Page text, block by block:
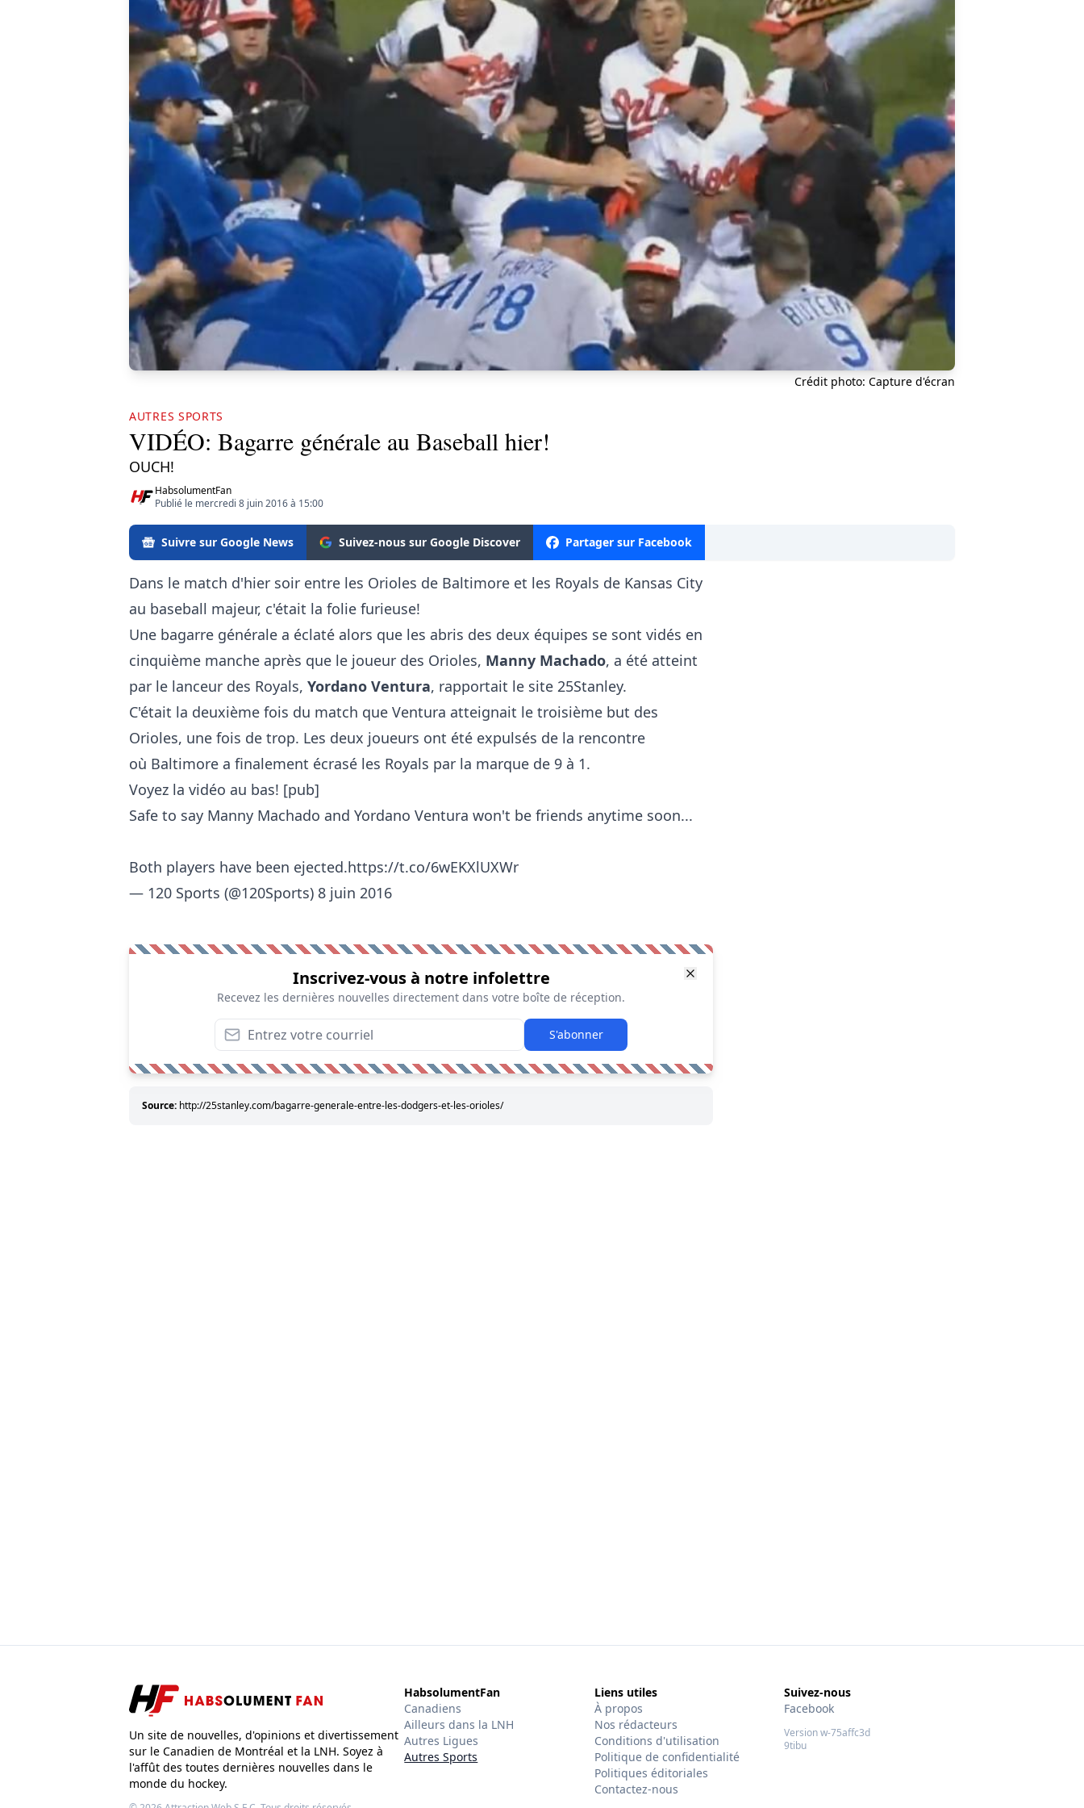
Crédit photo: Capture d'écran
AUTRES SPORTS
VIDÉO: Bagarre générale au Baseball hier!
OUCH!
HabsolumentFan
Publié le mercredi 8 juin 2016 à 15:00
Suivre sur Google News Suivez-nous sur Google Discover Partager sur Facebook
Dans le match d'hier soir entre les Orioles de Baltimore et les Royals de Kansas City
au baseball majeur, c'était la folie furieuse!
Une bagarre générale a éclaté alors que les abris des deux équipes se sont vidés en
cinquième manche après que le joueur des Orioles, Manny Machado, a été atteint
par le lanceur des Royals, Yordano Ventura, rapportait le site 25Stanley.
C'était la deuxième fois du match que Ventura atteignait le troisième but des
Orioles, une fois de trop. Les deux joueurs ont été expulsés de la rencontre
où Baltimore a finalement écrasé les Royals par la marque de 9 à 1.
Voyez la vidéo au bas! [pub]
Safe to say Manny Machado and Yordano Ventura won't be friends anytime soon...
Both players have been ejected.https://t.co/6wEKXlUXWr
— 120 Sports (@120Sports) 8 juin 2016
Inscrivez-vous à notre infolettre
Recevez les dernières nouvelles directement dans votre boîte de réception.
S'abonner
Source: http://25stanley.com/bagarre-generale-entre-les-dodgers-et-les-orioles/
Un site de nouvelles, d'opinions et divertissement
sur le Canadien de Montréal et la LNH. Soyez à
l'affût des toutes dernières nouvelles dans le
monde du hockey.
HabsolumentFan
Canadiens
Ailleurs dans la LNH
Autres Ligues
Autres Sports
Liens utiles
À propos
Nos rédacteurs
Conditions d'utilisation
Politique de confidentialité
Politiques éditoriales
Contactez-nous
Suivez-nous
Facebook
Version w-75affc3d
9tibu